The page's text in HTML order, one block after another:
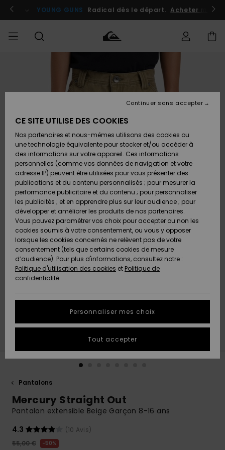
l'information
le
Se connecter / s'inscrire
YOUNG GUNS Radical dès le départ. Acheter
Vêtements
Chaussures
& Tongs
Surf
Snow
Nouveautés
A
Découvrir
Vêtements
Chaussures
& Tongs
Surf
Snow
Nouveautés
A
Découvrir
FEMME
Shop
A
Découvrir
Snow
SURF
Surf
Shop
Surf
Shop
Enfant
Highlights
Communauté
SNOW
Snow
Shop
Snow
Shop
Enfant
Snow
Shop
Femme
A
Découvrir
Communauté
OUTLET
Outlet
Homme
Enfant
Outlet
Femme
AIDE &
CONTACT
Retours
Paiement
Carte
Cadeau
Quiksilver
Freedom
Protection
des
tailles
conversation
plus rapide
à votre
question.
Démarrer
MAGASINS
QUIKSILVER
Pantalons
Mercury Straight Out
Pantalon extensible Beige Garçon 8-16 ans
4.3
(10 Avis)
55,00 €
50%
CE SITE UTILISE DES COOKIES
Nos partenaires et nous-mêmes utilisons des cookies ou
une technologie équivalente pour stocker et/ou accéder à
des informations sur votre appareil. Ces informations
personnelles (comme vos données de navigation et votre
adresse IP) peuvent être utilisées pour vous présenter des
publications et du contenu personnalisés ; pour mesurer la
performance publicitaire et du contenu ; pour personnaliser
les publicités ; et en apprendre plus sur leur audience ; pour
développer et améliorer les produits de nos partenaires.
Vous pouvez paramétrer vos choix pour accepter ou non les
cookies soumis à votre consentement, ou vous y opposer
lorsque les cookies concernés ne relèvent pas de votre
consentement (tels que certains cookies de mesure
d’audience). Pour plus d'informations, consultez notre :
Politique d'utilisation des cookies et Politique de
confidentialité
Personnaliser mes choix
Continuer sans accepter
Tout accepter